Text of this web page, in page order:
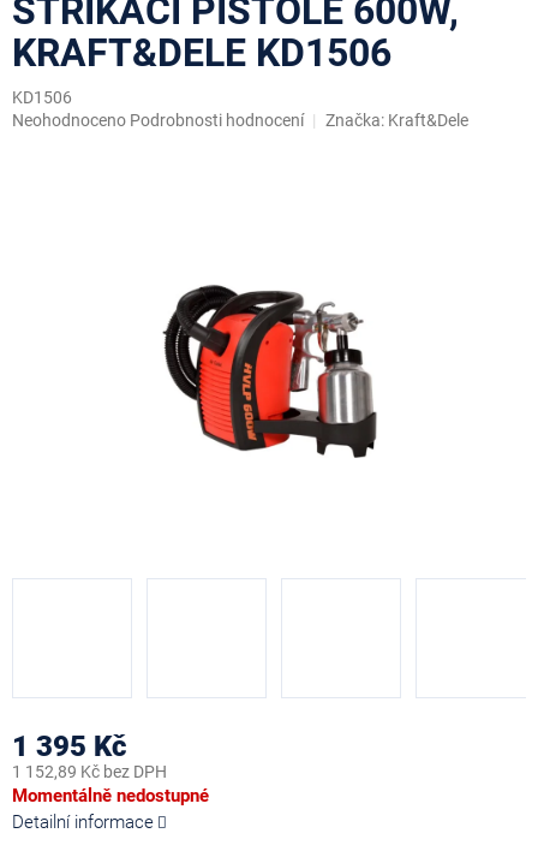
STŘÍKACÍ PISTOLE 600W,
KRAFT&DELE KD1506
KD1506
Průměrné
Neohodnoceno Podrobnosti hodnocení Značka: Kraft&Dele
1 395 Kč
1 152,89 Kč bez DPH
Měrná
cena:
Momentálně nedostupné
Detailní informace